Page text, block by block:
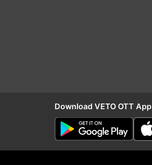
Download VETO OTT App